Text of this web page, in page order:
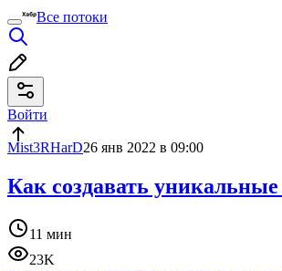
Все потоки
Войти
Mist3RHarD26 янв 2022 в 09:00
Как создавать
11 мин
23K